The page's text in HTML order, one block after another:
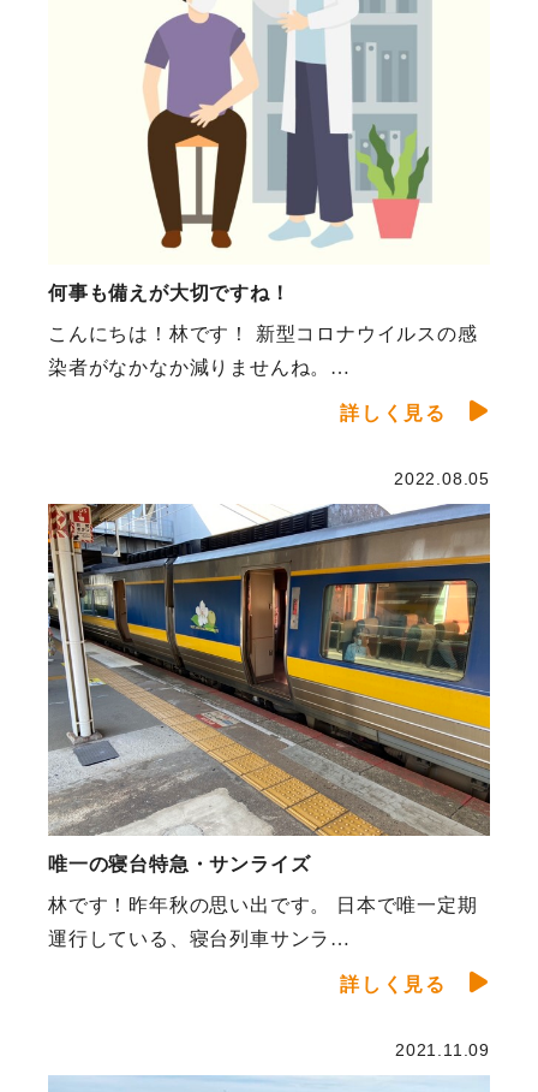
何事も備えが大切ですね！
こんにちは！林です！ 新型コロナウイルスの感
染者がなかなか減りませんね。…
詳しく見る
2022.08.05
唯一の寝台特急・サンライズ
林です！昨年秋の思い出です。 日本で唯一定期
運行している、寝台列車サンラ…
詳しく見る
2021.11.09